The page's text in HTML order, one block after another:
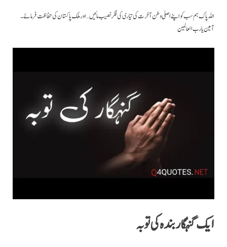
اللہ پاک ہم سب کو اپنے اصلی وطن آخرت کی تیاری کی فکر نصیب مائیں … اور ملک پاکستان کی حفاظت فرمائے ۔
آمین یارب العالمین
ایک گنہگار بندہ کی تو بہ